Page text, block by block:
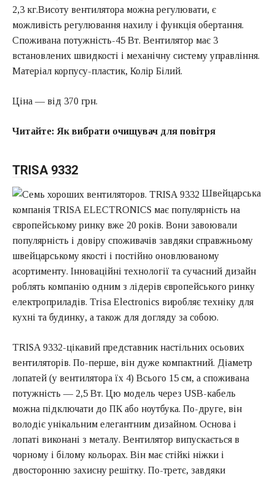
2,3 кг.Висоту вентилятора можна регулювати, є
можливість регулювання нахилу і функція обертання.
Споживана потужність-45 Вт. Вентилятор має 3
встановлених швидкості і механічну систему управління.
Матеріал корпусу-пластик, Колір Білий.
Ціна — від 370 грн.
Читайте: Як вибрати очищувач для повітря
TRISA 9332
Швейцарська
компанія TRISA ELECTRONICS має популярність на
європейському ринку вже 20 років. Вони завоювали
популярність і довіру споживачів завдяки справжньому
швейцарському якості і постійно оновлюваному
асортименту. Інноваційні технології та сучасний дизайн
роблять компанію одним з лідерів європейського ринку
електроприладів. Trisa Electronics виробляє техніку для
кухні та будинку, а також для догляду за собою.
TRISA 9332-цікавий представник настільних осьових
вентиляторів. По-перше, він дуже компактний. Діаметр
лопатей (у вентилятора їх 4) Всього 15 см, а споживана
потужність — 2,5 Вт. Цю модель через USB-кабель
можна підключати до ПК або ноутбука. По-друге, він
володіє унікальним елегантним дизайном. Основа і
лопаті виконані з металу. Вентилятор випускається в
чорному і білому кольорах. Він має стійкі ніжки і
двосторонню захисну решітку. По-третє, завдяки